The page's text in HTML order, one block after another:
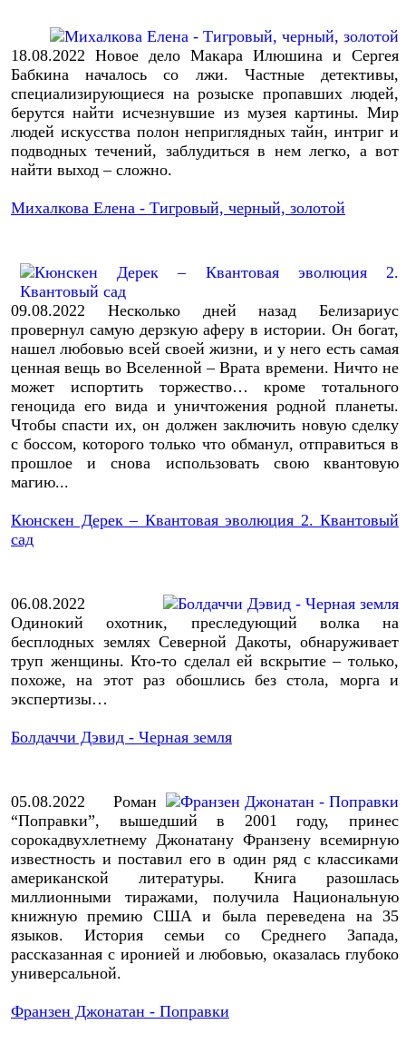
18.08.2022 Новое дело Макара Илюшина и Сергея
Бабкина началось со лжи. Частные детективы,
специализирующиеся на розыске пропавших людей,
берутся найти исчезнувшие из музея картины. Мир
людей искусства полон неприглядных тайн, интриг и
подводных течений, заблудиться в нем легко, а вот
найти выход – сложно.
Михалкова Елена - Тигровый, черный, золотой
09.08.2022
Несколько дней назад Белизариус
провернул самую дерзкую аферу в истории. Он богат,
нашел любовью всей своей жизни, и у него есть самая
ценная вещь во Вселенной – Врата времени. Ничто не
может испортить торжество… кроме тотального
геноцида его вида и уничтожения родной планеты.
Чтобы спасти их, он должен заключить новую сделку
с боссом, которого только что обманул, отправиться в
прошлое и снова использовать свою квантовую
магию...
Кюнскен Дерек – Квантовая эволюция 2. Квантовый
сад
06.08.2022
Одинокий охотник, преследующий волка на
бесплодных землях Северной Дакоты, обнаруживает
труп женщины.Кто-то сделал ей вскрытие – только,
похоже, на этот раз обошлись без стола, морга и
экспертизы…
Болдаччи Дэвид - Черная земля
05.08.2022 Роман
“Поправки”, вышедший в 2001 году, принес
сорокадвухлетнему Джонатану Франзену всемирную
известность и поставил его в один ряд с классиками
американской литературы. Книга разошлась
миллионными тиражами, получила Национальную
книжную премию США и была переведена на 35
языков. История семьи со Среднего Запада,
рассказанная с иронией и любовью, оказалась глубоко
универсальной.
Франзен Джонатан - Поправки